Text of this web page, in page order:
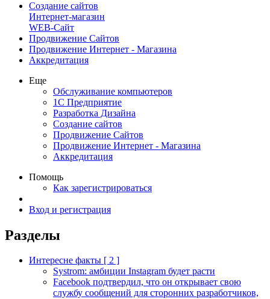
Создание сайтов
Интернет-магазин
WEB-Сайт
Продвижение Сайтов
Продвижение Интернет - Магазина
Аккредитация
Еще
Обслуживание компьютеров
1С Предприятие
Разработка Дизайна
Создание сайтов
Продвижение Сайтов
Продвижение Интернет - Магазина
Аккредитация
Помощь
Как зарегистрироваться
Вход и регистрация
Разделы
Интересне факты [ 2 ]
Systrom: амбиции Instagram будет расти
Facebook подтвердил, что он открывает свою
службу сообщений для сторонних разработчиков,